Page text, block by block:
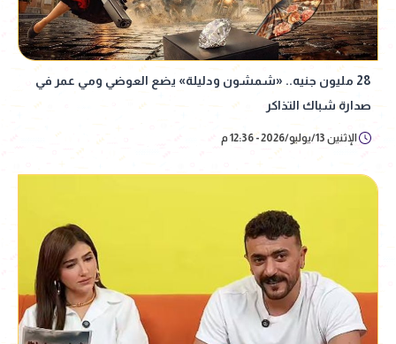
28 مليون جنيه.. «شمشون ودليلة» يضع العوضي ومي عمر في
صدارة شباك التذاكر
الإثنين 13/يوليو/2026 - 12:36 م